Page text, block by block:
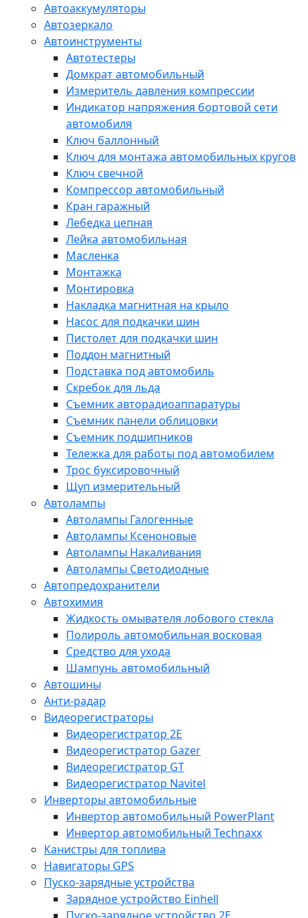
Автоаккумуляторы
Автозеркало
Автоинструменты
Автотестеры
Домкрат автомобильный
Измеритель давления компрессии
Индикатор напряжения бортовой сети
автомобиля
Ключ баллонный
Ключ для монтажа автомобильных кругов
Ключ свечной
Компрессор автомобильный
Кран гаражный
Лебедка цепная
Лейка автомобильная
Масленка
Монтажка
Монтировка
Накладка магнитная на крыло
Насос для подкачки шин
Пистолет для подкачки шин
Поддон магнитный
Подставка под автомобиль
Скребок для льда
Съемник авторадиоаппаратуры
Съемник панели облицовки
Съемник подшипников
Тележка для работы под автомобилем
Трос буксировочный
Щуп измерительный
Автолампы
Автолампы Галогенные
Автолампы Ксеноновые
Автолампы Накаливания
Автолампы Светодиодные
Автопредохранители
Автохимия
Жидкость омывателя лобового стекла
Полироль автомобильная восковая
Средство для ухода
Шампунь автомобильный
Автошины
Анти-радар
Видеорегистраторы
Видеорегистратор 2E
Видеорегистратор Gazer
Видеорегистратор GT
Видеорегистратор Navitel
Инверторы автомобильные
Инвертор автомобильный PowerPlant
Инвертор автомобильный Technaxx
Канистры для топлива
Навигаторы GPS
Пуско-зарядные устройства
Зарядное устройство Einhell